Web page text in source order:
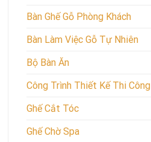
Bàn Ghế Gỗ Phòng Khách
Bàn Làm Việc Gỗ Tự Nhiên
Bộ Bàn Ăn
Công Trình Thiết Kế Thi Công
Ghế Cắt Tóc
Ghế Chờ Spa